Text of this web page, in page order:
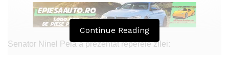
Senator Ninel Peia a prezentat reperele zilei:
Continue Reading